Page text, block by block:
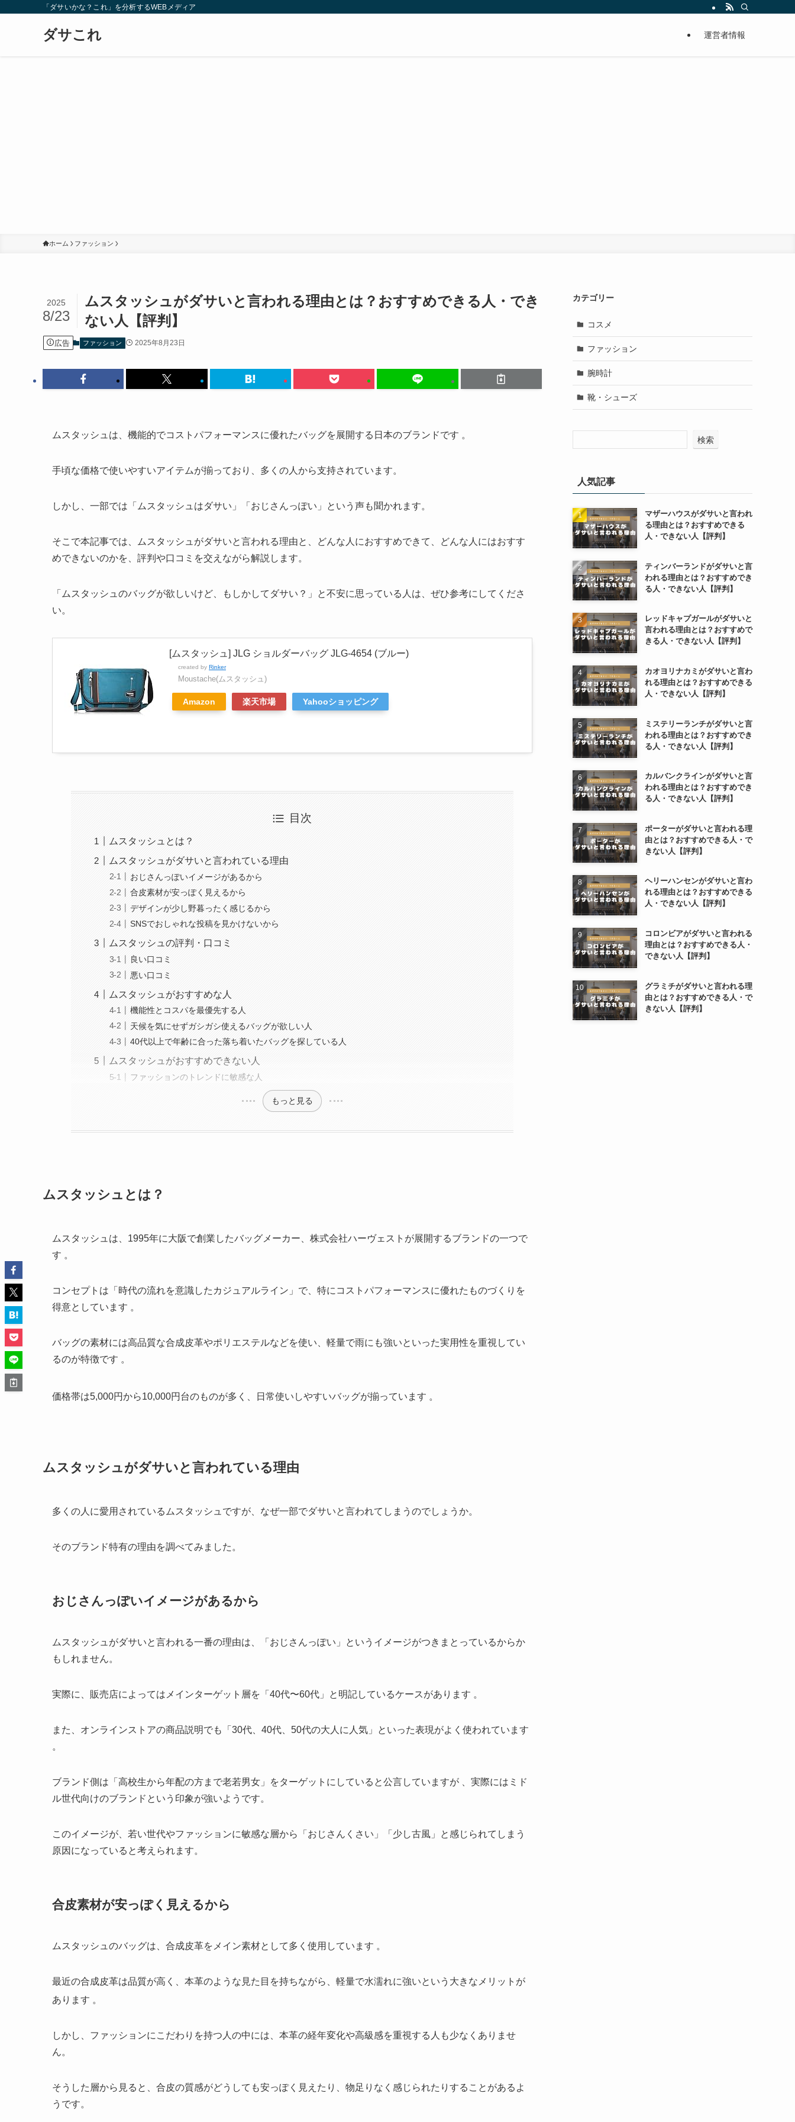
「ダサいかな？これ」を分析するWEBメディア
ダサこれ 運営者情報
ホーム ファッション
ムスタッシュがダサいと言われる理由とは？おすすめできる人・でき
ない人【評判】
2025
8/23
広告 ファッション 2025年8月23日
ムスタッシュは、機能的でコストパフォーマンスに優れたバッグを展開する日本のブランドです 。
手頃な価格で使いやすいアイテムが揃っており、多くの人から支持されています。
しかし、一部では「ムスタッシュはダサい」「おじさんっぽい」という声も聞かれます。
そこで本記事では、ムスタッシュがダサいと言われる理由と、どんな人におすすめできて、どんな人にはおすす
めできないのかを、評判や口コミを交えながら解説します。
「ムスタッシュのバッグが欲しいけど、もしかしてダサい？」と不安に思っている人は、ぜひ参考にしてくださ
い。
[ムスタッシュ] JLG ショルダーバッグ JLG-4654 (ブルー)
created by Rinker
Moustache(ムスタッシュ)
Amazon 楽天市場 Yahooショッピング
目次
ムスタッシュとは？
ムスタッシュがダサいと言われている理由
おじさんっぽいイメージがあるから
合皮素材が安っぽく見えるから
デザインが少し野暮ったく感じるから
SNSでおしゃれな投稿を見かけないから
ムスタッシュの評判・口コミ
良い口コミ
悪い口コミ
ムスタッシュがおすすめな人
機能性とコスパを最優先する人
天候を気にせずガシガシ使えるバッグが欲しい人
40代以上で年齢に合った落ち着いたバッグを探している人
ムスタッシュがおすすめできない人
ファッションのトレンドに敏感な人
もっと見る
ムスタッシュとは？
ムスタッシュは、1995年に大阪で創業したバッグメーカー、株式会社ハーヴェストが展開するブランドの一つで
す 。
コンセプトは「時代の流れを意識したカジュアルライン」で、特にコストパフォーマンスに優れたものづくりを
得意としています 。
バッグの素材には高品質な合成皮革やポリエステルなどを使い、軽量で雨にも強いといった実用性を重視してい
るのが特徴です 。
価格帯は5,000円から10,000円台のものが多く、日常使いしやすいバッグが揃っています 。
ムスタッシュがダサいと言われている理由
多くの人に愛用されているムスタッシュですが、なぜ一部でダサいと言われてしまうのでしょうか。
そのブランド特有の理由を調べてみました。
おじさんっぽいイメージがあるから
ムスタッシュがダサいと言われる一番の理由は、「おじさんっぽい」というイメージがつきまとっているからか
もしれません。
実際に、販売店によってはメインターゲット層を「40代〜60代」と明記しているケースがあります 。
また、オンラインストアの商品説明でも「30代、40代、50代の大人に人気」といった表現がよく使われています
。
ブランド側は「高校生から年配の方まで老若男女」をターゲットにしていると公言していますが 、実際にはミド
ル世代向けのブランドという印象が強いようです。
このイメージが、若い世代やファッションに敏感な層から「おじさんくさい」「少し古風」と感じられてしまう
原因になっていると考えられます。
合皮素材が安っぽく見えるから
ムスタッシュのバッグは、合成皮革をメイン素材として多く使用しています 。
最近の合成皮革は品質が高く、本革のような見た目を持ちながら、軽量で水濡れに強いという大きなメリットが
あります 。
しかし、ファッションにこだわりを持つ人の中には、本革の経年変化や高級感を重視する人も少なくありませ
ん。
そうした層から見ると、合皮の質感がどうしても安っぽく見えたり、物足りなく感じられたりすることがあるよ
うです。
カテゴリー
コスメ
ファッション
腕時計
靴・シューズ
検索
人気記事
マザーハウスがダサいと言われ
る理由とは？おすすめできる
人・できない人【評判】
ティンバーランドがダサいと言
われる理由とは？おすすめでき
る人・できない人【評判】
レッドキャプガールがダサいと
言われる理由とは？おすすめで
きる人・できない人【評判】
カオヨリナカミがダサいと言わ
れる理由とは？おすすめできる
人・できない人【評判】
ミステリーランチがダサいと言
われる理由とは？おすすめでき
る人・できない人【評判】
カルバンクラインがダサいと言
われる理由とは？おすすめでき
る人・できない人【評判】
ポーターがダサいと言われる理
由とは？おすすめできる人・で
きない人【評判】
ヘリーハンセンがダサいと言わ
れる理由とは？おすすめできる
人・できない人【評判】
コロンビアがダサいと言われる
理由とは？おすすめできる人・
できない人【評判】
グラミチがダサいと言われる理
由とは？おすすめできる人・で
きない人【評判】